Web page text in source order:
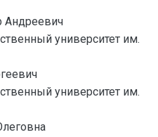
Андреевич
университет им.
университет им.